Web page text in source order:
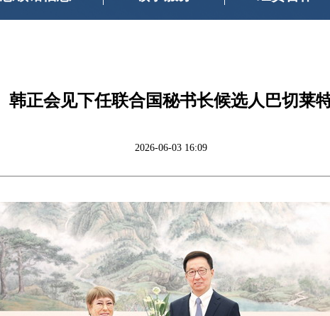
韩正会见下任联合国秘书长候选人巴切莱
2026-06-03 16:09